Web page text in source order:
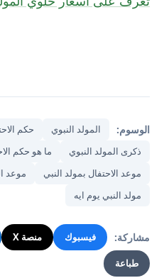
الوسوم: المولد النبوي
حكم
ذكرى المولد النبوي
ما هو حكم
موعد الاحتفال بمولد النبي
موعد
مولد النبي يوم ايه
مشاركة: فيسبوك منصة X
طباعة